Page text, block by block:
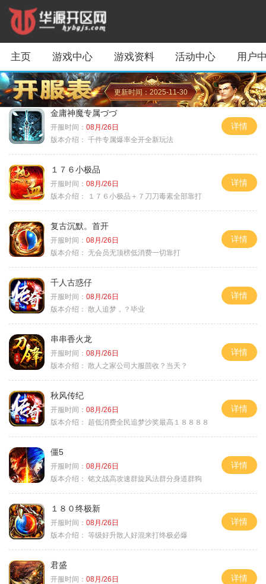
主页 游戏中心 游戏资料 活动中心 用户
更新时间：2025-11-30
金庸神魔专属づづ
开服时间： 08月/26日
版本介绍： 千件专属爆率全开全新玩法
详情
１７６小极品
开服时间： 08月/26日
版本介绍：
１７６小极品＋７刀刀毒素全部靠打
详情
复古沉默。首开
开服时间： 08月/26日
版本介绍： 无会员无顶榜低消费一切靠打
详情
千人古惑仔
开服时间： 08月/26日
版本介绍： 散人追梦，？毕业
详情
串串香火龙
开服时间： 08月/26日
版本介绍： 散人之家公司大服茴收？当天？
详情
秋风传纪
开服时间： 08月/26日
版本介绍：
超低消费全民追梦沙奖最高１８８８８
详情
僵5
开服时间： 08月/26日
版本介绍： 铭文战高攻速群旋风法群分身道群狗
详情
１８０终极新
开服时间： 08月/26日
版本介绍： 等级好升散人好混来打终极必爆
详情
君盛
开服时间： 08月/26日
详情